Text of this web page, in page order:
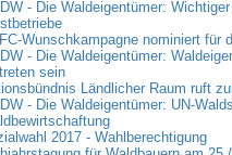
- Die Waldeigentümer:
Wunschkampagne nominiert für
- Die Waldeigentümer:
sein
Ländlicher Raum ruft
- Die Waldeigentümer: UN-
2017 - Wahlberechtigung